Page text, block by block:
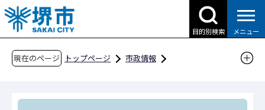
こ
の
ペ
目的別検索 メニュー
現在のページ トップページ
市政情報
外国人市民のための生活支援情報